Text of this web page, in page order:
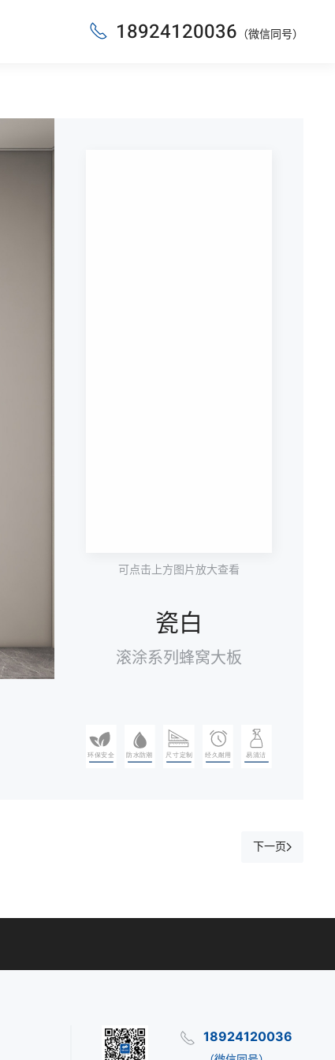
18924120036 （微信同号）
可点击上方图片放大查看
瓷白
滚涂系列蜂窝大板
下一页
18924120036